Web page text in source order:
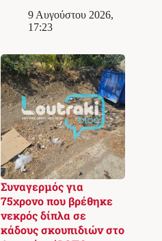
9 Αυγούστου 2026,
17:23
Συναγερμός για
75χρονο που βρέθηκε
νεκρός δίπλα σε
κάδους σκουπιδιών στο